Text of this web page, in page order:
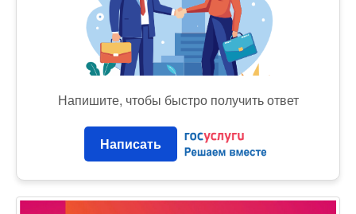
Напишите, чтобы быстро получить ответ
Написать